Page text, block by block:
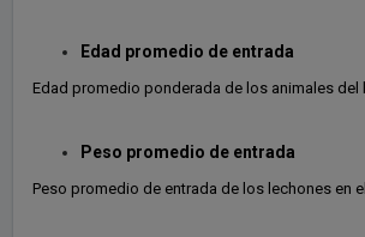
Edad promedio de entrada
Edad promedio ponderada de los animales del
Peso promedio de entrada
Peso promedio de entrada de los lechones en